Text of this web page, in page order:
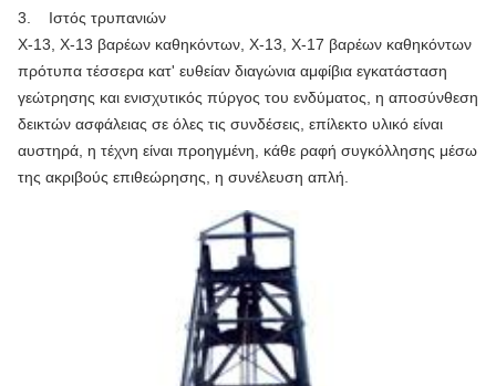
3. Ιστός τρυπανιών
Χ-13, Χ-13 βαρέων καθηκόντων, Χ-13, Χ-17 βαρέων καθηκόντων
πρότυπα τέσσερα κατ' ευθείαν διαγώνια αμφίβια εγκατάσταση
γεώτρησης και ενισχυτικός πύργος του ενδύματος, η αποσύνθεση
δεικτών ασφάλειας σε όλες τις συνδέσεις, επίλεκτο υλικό είναι
αυστηρά, η τέχνη είναι προηγμένη, κάθε ραφή συγκόλλησης μέσω
της ακριβούς επιθεώρησης, η συνέλευση απλή.